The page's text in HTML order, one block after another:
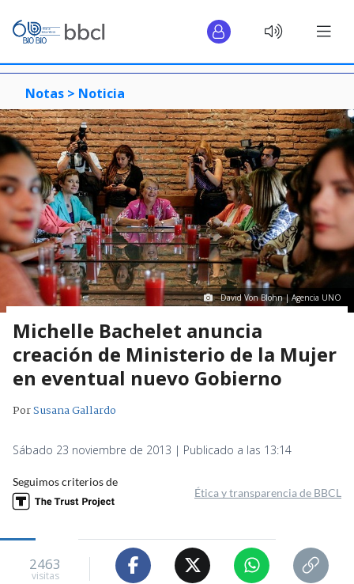
Notas > Noticia
David Von Blohn | Agencia UNO
Michelle Bachelet anuncia
creación de Ministerio de la Mujer
en eventual nuevo Gobierno
PorSusana Gallardo
Sábado 23 noviembre de 2013 | Publicado a las 13:14
Seguimos criterios de
Ética y transparencia de BBCL
2463
visitas